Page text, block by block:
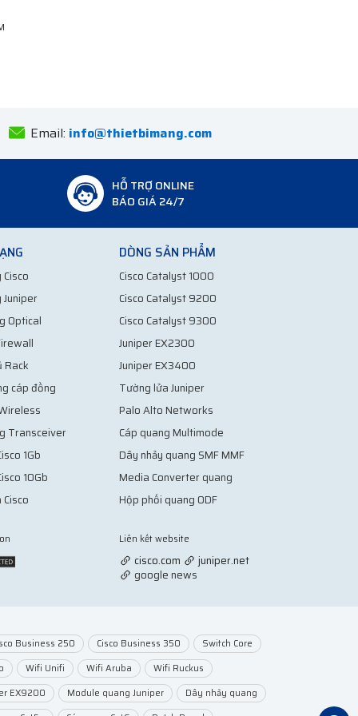
Email: info@thietbimang.com
HỖ TRỢ ONLINE
BÁO GIÁ 24/7
Juniper
Optical
Rack
cáp đồng
Transceiver
1Gb
10Gb
DÒNG SẢN PHẨM
Cisco Catalyst 1000
Cisco Catalyst 9200
Cisco Catalyst 9300
Juniper EX2300
Juniper EX3400
Tường lửa Juniper
Palo Alto Networks
Cáp quang Multimode
Dây nhảy quang SMF MMF
Media Converter quang
Hộp phối quang ODF
Liên kết website
cisco.com
juniper.net
google news
Business 250 Cisco Business 350
Switch Core
Wifi Unifi Wifi Aruba
Wifi Ruckus
EX9200 Module quang Juniper
Dây nhảy quang